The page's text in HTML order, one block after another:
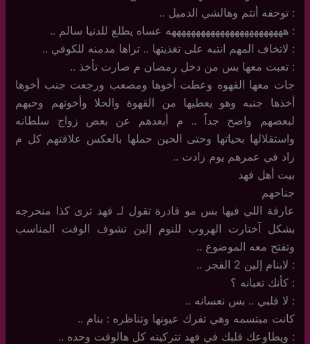
: توحفه أنتم وهالشي الدميل ..
: ههههههههههههههههههههههههه عساه يطلع للدنيا سالم ..
: لاتخاف المهم انتبه على تغذيتها .. تراها مدمنه للكوفي ..
: تعبت معها بس من دخل رمضان م صارت تأخذ ..
جات معها القهوه وعطت أخوها ومصعب ورجعت جنب أخوها
أخذها جنبه وهو يعطيها من القهوة والحلا وأخوتهم وحبهم
لبعضهم واضح جداً .. م أبعدهم عن بعض زواج سلطانه
واستقلالها بحياتها وحتى الحين حملها بالعكس علاقتهم كل م
زاد في عمرهم يوم زادت ..
بيت أهل فهد
جناحهم
عارفة اللي فيها بس مو قادرة تقول لـ فهد ترى كذا منحرجه
بشكل آختارت الهروب للنوم إلين تشوف الوقت المناسب
وتفتح معه الموضوع ..
: لابنام إلين 2 الفجر ..
: كأنك تعبانه ؟
: لا قلبي .. بس نعسانه ..
كانت مبتسمه وهي تفرك عيونها وتناظره : بنام ..
: ويطاوعك قلبك في فهد تتركينه كل هالوقت وحده ..